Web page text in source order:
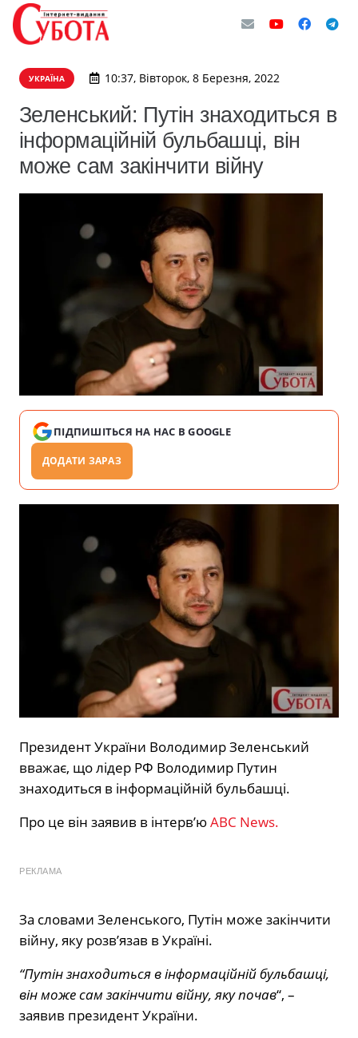
УКРАЇНА 10:37, Вівторок, 8 Березня, 2022
Зеленський: Путін знаходиться в
інформаційній бульбашці, він
може сам закінчити війну
ПІДПИШІТЬСЯ НА НАС В GOOGLE
ДОДАТИ ЗАРАЗ
Президент України Володимир Зеленський
вважає, що лідер РФ Володимир Путин
знаходиться в інформаційній бульбашці.
Про це він заявив в інтерв’юABC News.
РЕКЛАМА
За словами Зеленського, Путін може закінчити
війну, яку розв’язав в Україні.
“Путін знаходиться в інформаційній бульбашці,
він може сам закінчити війну, яку почав“, –
заявив президент України.